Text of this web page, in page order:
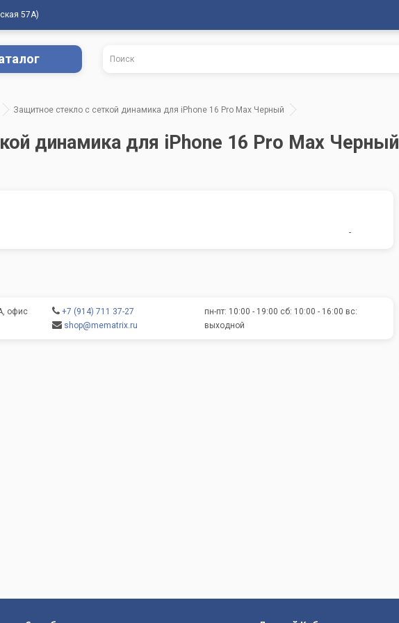
57А)
Защитное стекло с сеткой динамика для iPhone 16 Pro Max Черный
динамика для iPhone 16 Pro Max Черный
-
офис
+7 (914) 711 37-27
shop@mematrix.ru
пн-пт: 10:00 - 19:00 сб: 10:00 - 16:00 вс:
выходной